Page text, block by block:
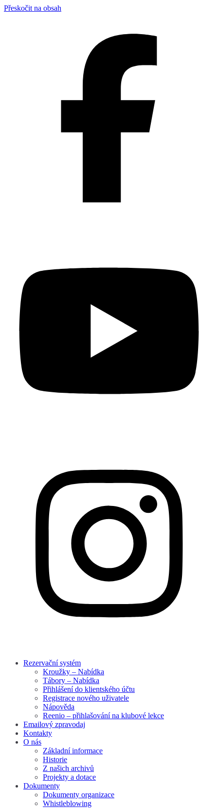
Přeskočit na obsah
Rezervační systém
Kroužky – Nabídka
Tábory – Nabídka
Přihlášení do klientského účtu
Registrace nového uživatele
Nápověda
Reenio – přihlašování na klubové lekce
Emailový zpravodaj
Kontakty
O nás
Základní informace
Historie
Z našich archivů
Projekty a dotace
Dokumenty
Dokumenty organizace
Whistleblowing